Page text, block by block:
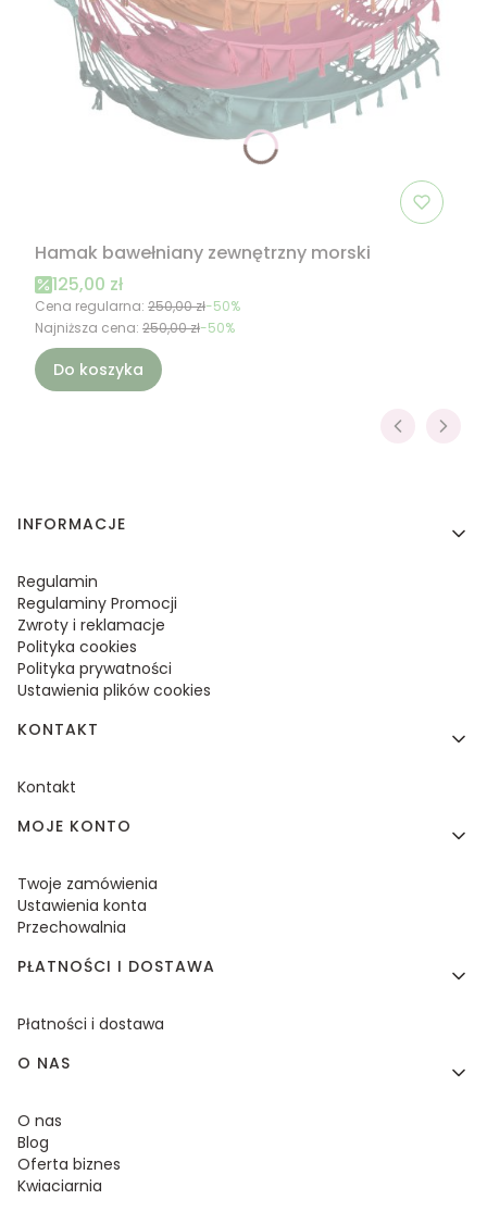
Hamak bawełniany zewnętrzny morski
Cena promocyjna
125,00 zł
Cena regularna: 250,00 zł-50%
Najniższa cena: 250,00 zł-50%
Do koszyka
Linki w stopce
INFORMACJE
Regulamin
Regulaminy Promocji
Zwroty i reklamacje
Polityka cookies
Polityka prywatności
Ustawienia plików cookies
KONTAKT
Kontakt
MOJE KONTO
Twoje zamówienia
Ustawienia konta
Przechowalnia
PŁATNOŚCI I DOSTAWA
Płatności i dostawa
O NAS
O nas
Blog
Oferta biznes
Kwiaciarnia